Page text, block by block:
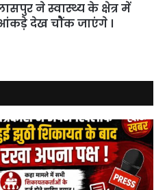
ने स्वास्थ्य के क्षेत्र में
आंकड़े देख चोैंक जाएंगे ।